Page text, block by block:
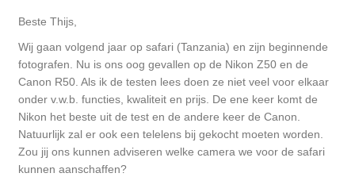
Beste Thijs,
Wij gaan volgend jaar op safari (Tanzania) en zijn beginnende
fotografen. Nu is ons oog gevallen op de Nikon Z50 en de
Canon R50. Als ik de testen lees doen ze niet veel voor elkaar
onder v.w.b. functies, kwaliteit en prijs. De ene keer komt de
Nikon het beste uit de test en de andere keer de Canon.
Natuurlijk zal er ook een telelens bij gekocht moeten worden.
Zou jij ons kunnen adviseren welke camera we voor de safari
kunnen aanschaffen?